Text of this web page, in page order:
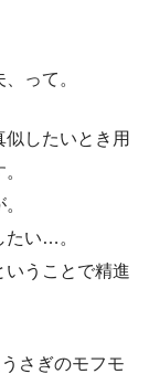
って。
したいとき用
たい…。
いうことで精進
さぎのモフモ